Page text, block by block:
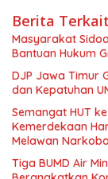
Berita Terkait
Masyarakat
Bantuan Hukum
DJP Jawa Timur
dan Kepatuhan
Semangat HUT
Kemerdekaan
Melawan Narkoba
Tiga BUMD Air